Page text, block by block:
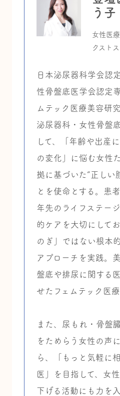
う子
女性医
クスト
日本泌尿器科学会認
性骨盤底医学会認定
ムテック医療美容研
泌尿器科・女性骨盤
して、「年齢や出産
の変化」に悩む女性
拠に基づいた“正しい
とを使命とする。患
年先のライフステー
的ケアを大切にして
のぎ」ではない根本
アプローチを実践。
盤底や排尿に関する
せたフェムテック医療
また、尿もれ・骨盤
をためらう女性の声
ら、「もっと気軽に
医」を目指して、女
下げる活動にも力を